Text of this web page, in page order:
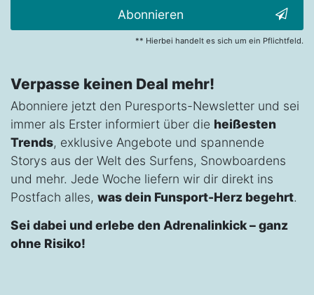
Abonnieren
** Hierbei handelt es sich um ein Pflichtfeld.
Verpasse keinen Deal mehr!
Abonniere jetzt den Puresports-Newsletter und sei
immer als Erster informiert über die heißesten
Trends, exklusive Angebote und spannende
Storys aus der Welt des Surfens, Snowboardens
und mehr. Jede Woche liefern wir dir direkt ins
Postfach alles, was dein Funsport-Herz begehrt.
Sei dabei und erlebe den Adrenalinkick – ganz
ohne Risiko!